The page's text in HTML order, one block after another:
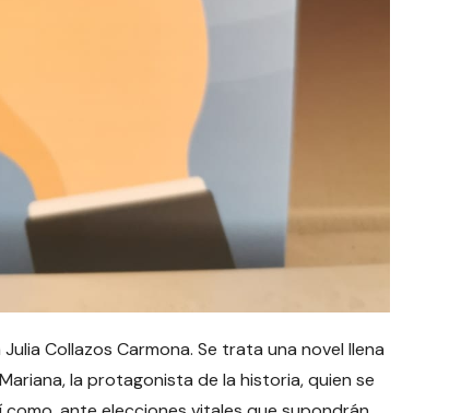
Collazos Carmona. Se trata una novel llena
la protagonista de la historia, quien se